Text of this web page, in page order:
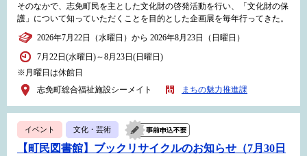
そのなかで、志免町民を主とした文化財の啓発活動を行い、「文化財の保
護」について知っていただくことを目的とした企画展を毎年行ってきた。
2026年7月22日（水曜日）から 2026年8月23日（日曜日）
7月22日(水曜日)～8月23日(日曜日)
※月曜日は休館日
志免町総合福祉施設シーメイト
まちの魅力推進課
イベント 文化・芸術
【町民図書館】ブックリサイクルのお知らせ（7月30日